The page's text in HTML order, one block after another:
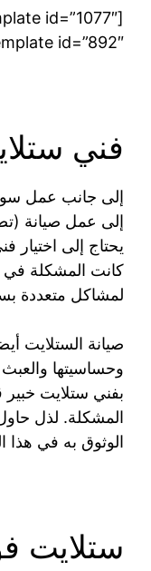
id=”892″]
فني
إلى جانب عمل
إلى عمل صيانة
يحتاج إلى اختيار
كانت المشكلة في
لمشاكل متعددة
صيانة الستلايت
وحساسيتها
بفني ستلايت خبير
المشكلة. لذل
الوثوق به في هذا
ستلايت